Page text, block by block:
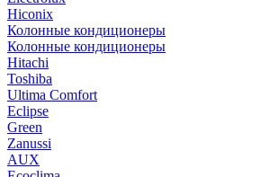
Hiconix
Колонные кондиционеры
Колонные кондиционеры
Hitachi
Toshiba
Ultima Comfort
Eclipse
Green
Zanussi
AUX